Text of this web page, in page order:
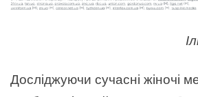
Досліджуючи сучасні жіночі